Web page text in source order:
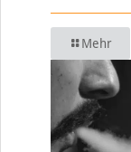
Mehr